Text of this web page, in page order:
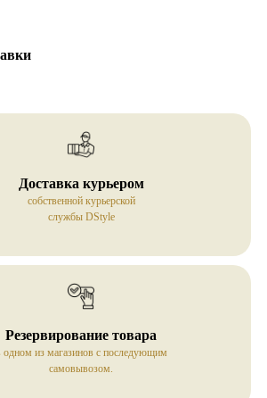
Доставка курьером
собственной курьерской
службы DStyle
Резервирование товара
одном из магазинов с последующим
самовывозом.